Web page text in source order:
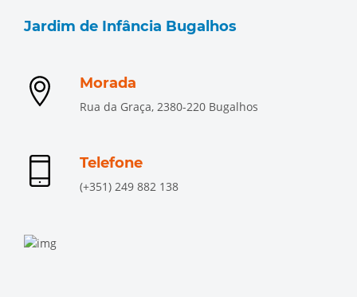
Jardim de Infância Bugalhos
Morada
Rua da Graça, 2380-220 Bugalhos
Telefone
(+351) 249 882 138